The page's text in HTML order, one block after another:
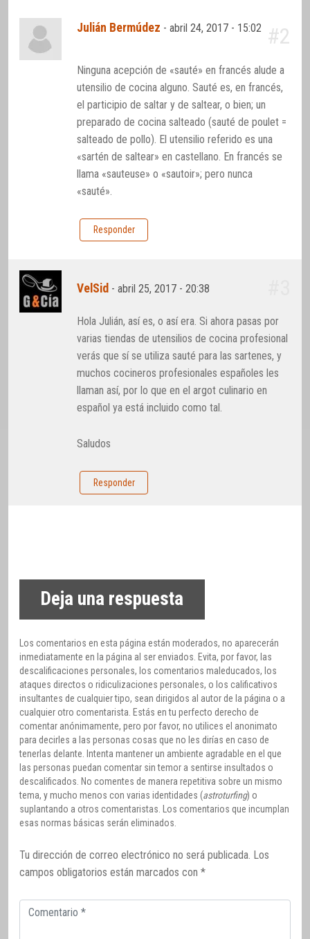
Julián Bermúdez -abril 24, 2017 - 15:02 #2
Ninguna acepción de «sauté» en francés alude a
utensilio de cocina alguno. Sauté es, en francés,
el participio de saltar y de saltear, o bien; un
preparado de cocina salteado (sauté de poulet =
salteado de pollo). El utensilio referido es una
«sartén de saltear» en castellano. En francés se
llama «sauteuse» o «sautoir»; pero nunca
«sauté».
Responder
VelSid -abril 25, 2017 - 20:38
Hola Julián, así es, o así era. Si ahora pasas por
varias tiendas de utensilios de cocina profesional
verás que sí se utiliza sauté para las sartenes, y
muchos cocineros profesionales españoles les
llaman así, por lo que en el argot culinario en
español ya está incluido como tal.
Saludos
Responder
Deja una respuesta
Los comentarios en esta página están moderados, no aparecerán
inmediatamente en la página al ser enviados. Evita, por favor, las
descalificaciones personales, los comentarios maleducados, los
ataques directos o ridiculizaciones personales, o los calificativos
insultantes de cualquier tipo, sean dirigidos al autor de la página o a
cualquier otro comentarista. Estás en tu perfecto derecho de
comentar anónimamente, pero por favor, no utilices el anonimato
para decirles a las personas cosas que no les dirías en caso de
tenerlas delante. Intenta mantener un ambiente agradable en el que
las personas puedan comentar sin temor a sentirse insultados o
descalificados. No comentes de manera repetitiva sobre un mismo
tema, y mucho menos con varias identidades (astroturfing) o
suplantando a otros comentaristas. Los comentarios que incumplan
esas normas básicas serán eliminados.
Tu dirección de correo electrónico no será publicada. Los
campos obligatorios están marcados con *
Comentario